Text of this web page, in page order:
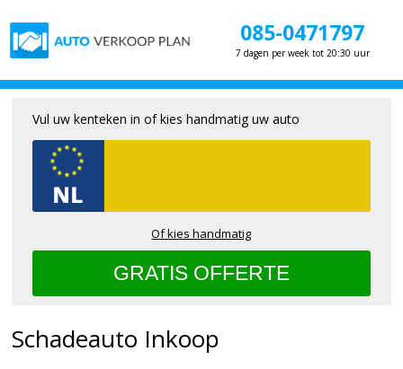
085-0471797
7 dagen per week tot 20:30 uur
Schadeauto Inkoop
Vul uw kenteken in of kies handmatig uw auto
Of kies handmatig